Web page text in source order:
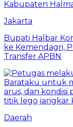
Jakarta
Bupati Halbar
ke Kemendagri,
Transfer APBN
Daerah